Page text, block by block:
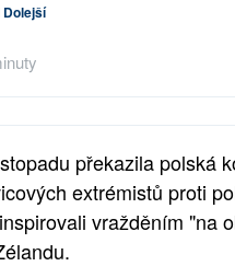
překazila polská
extrémistů proti
vražděním "na